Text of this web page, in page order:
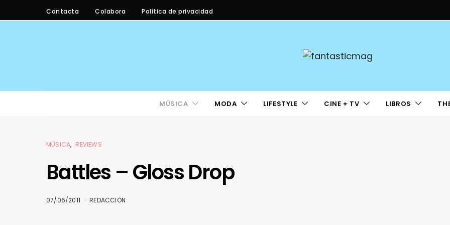
Contacta Colabora Política de privacidad
MÚSICA MODA LIFESTYLE CINE + TV LIBROS
MÚSICA REVIEWS
Battles – Gloss Drop
07/06/2011 REDACCIÓN